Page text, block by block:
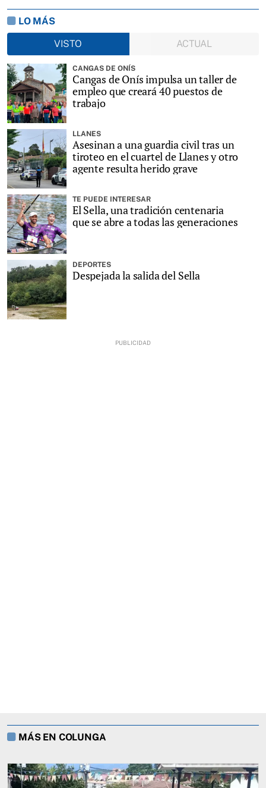
LO MÁS
VISTO
ACTUAL
CANGAS DE ONÍS
Cangas de Onís impulsa un taller de
empleo que creará 40 puestos de
trabajo
LLANES
Asesinan a una guardia civil tras un
tiroteo en el cuartel de Llanes y otro
agente resulta herido grave
TE PUEDE INTERESAR
El Sella, una tradición centenaria
que se abre a todas las generaciones
DEPORTES
Despejada la salida del Sella
MÁS EN COLUNGA